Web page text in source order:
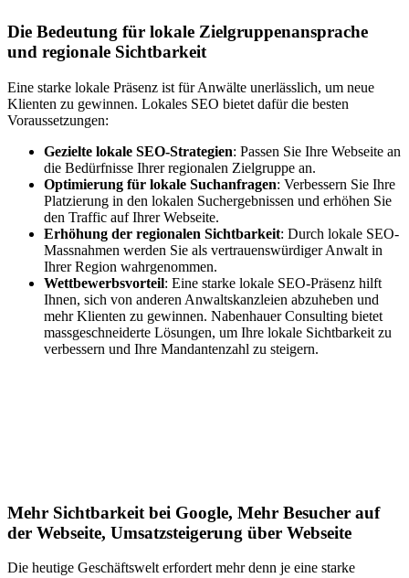
Die Bedeutung für lokale Zielgruppenansprache
und regionale Sichtbarkeit
Eine starke lokale Präsenz ist für Anwälte unerlässlich, um neue
Klienten zu gewinnen. Lokales SEO bietet dafür die besten
Voraussetzungen:
Gezielte lokale SEO-Strategien: Passen Sie Ihre Webseite an
die Bedürfnisse Ihrer regionalen Zielgruppe an.
Optimierung für lokale Suchanfragen: Verbessern Sie Ihre
Platzierung in den lokalen Suchergebnissen und erhöhen Sie
den Traffic auf Ihrer Webseite.
Erhöhung der regionalen Sichtbarkeit: Durch lokale SEO-
Massnahmen werden Sie als vertrauenswürdiger Anwalt in
Ihrer Region wahrgenommen.
Wettbewerbsvorteil: Eine starke lokale SEO-Präsenz hilft
Ihnen, sich von anderen Anwaltskanzleien abzuheben und
mehr Klienten zu gewinnen. Nabenhauer Consulting bietet
massgeschneiderte Lösungen, um Ihre lokale Sichtbarkeit zu
verbessern und Ihre Mandantenzahl zu steigern.
Mehr Sichtbarkeit bei Google, Mehr Besucher auf
der Webseite, Umsatzsteigerung über Webseite
Die heutige Geschäftswelt erfordert mehr denn je eine starke